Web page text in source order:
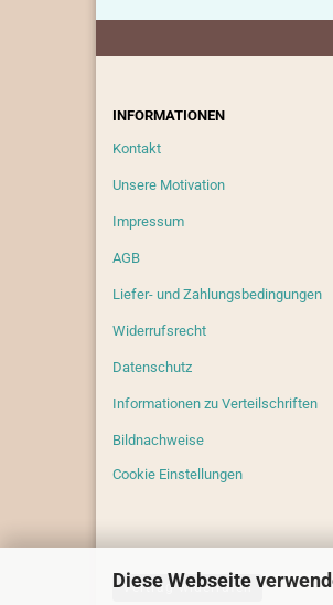
Diese Webseite
INFORMATIONEN
Kontakt
Unsere Motivation
Impressum
AGB
Liefer- und Zahlungsbedingungen
Widerrufsrecht
Datenschutz
Informationen zu Verteilschriften
Bildnachweise
Cookie Einstellungen
Vertrag widerrufen